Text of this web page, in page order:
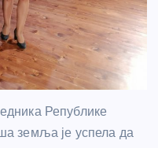
Републике
земља је успела да